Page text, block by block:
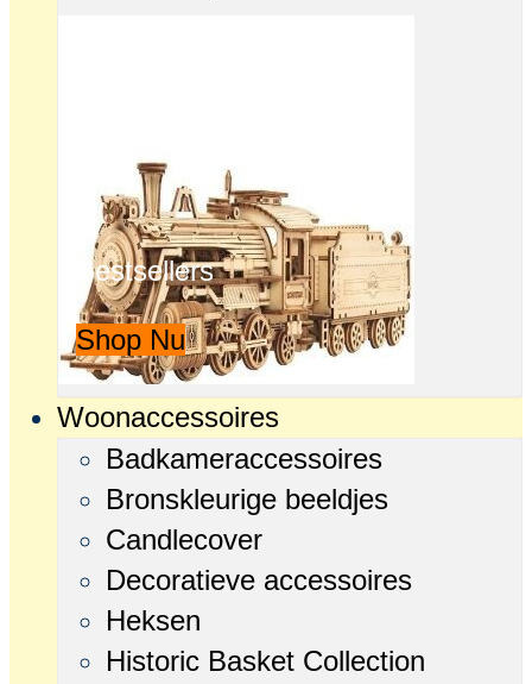
Bestsellers
Shop Nu
Woonaccessoires
Badkameraccessoires
Bronskleurige beeldjes
Candlecover
Decoratieve accessoires
Heksen
Historic Basket Collection